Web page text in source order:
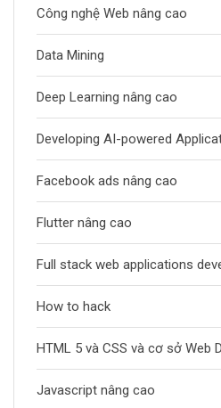
Công nghệ Web nâng cao
Data Mining
Deep Learning nâng cao
Developing AI-powered
Facebook ads nâng cao
Flutter nâng cao
Full stack web applications
How to hack
HTML 5 và CSS và cơ sở Web
Javascript nâng cao